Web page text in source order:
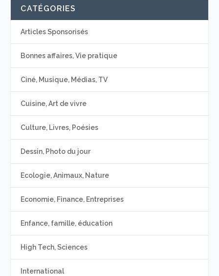
CATÉGORIES
Articles Sponsorisés
Bonnes affaires, Vie pratique
Ciné, Musique, Médias, TV
Cuisine, Art de vivre
Culture, Livres, Poésies
Dessin, Photo du jour
Ecologie, Animaux, Nature
Economie, Finance, Entreprises
Enfance, famille, éducation
High Tech, Sciences
International